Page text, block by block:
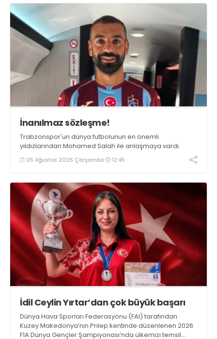
İnanılmaz sözleşme!
Trabzonspor'un dünya futbolunun en önemli
yıldızlarından Mohamed Salah ile anlaşmaya vardı.
05 Ağustos 2026 Çarşamba 12:45
İdil Ceylin Yırtar’dan çok büyük başarı
Dünya Hava Sporları Federasyonu (FAI) tarafından
Kuzey Makedonya’nın Prilep kentinde düzenlenen 2026
F1A Dünya Gençler Şampiyonası’nda ülkemizi temsil